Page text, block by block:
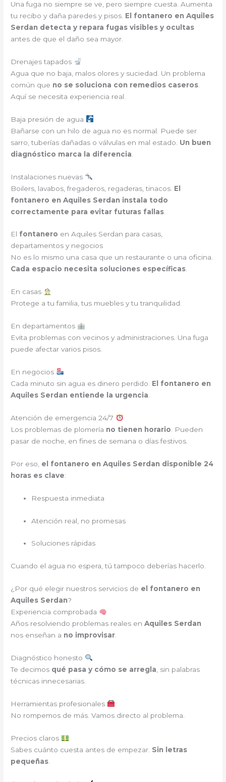
Una fuga no siempre se ve, pero siempre cuesta. Aumenta
tu recibo y daña paredes y pisos. El fontanero en Aquiles
Serdan detecta y repara fugas visibles y ocultas
antes de que el daño sea mayor.
Drenajes tapados
Agua que no baja, malos olores y suciedad. Un problema
común que no se soluciona con remedios caseros
Aquí se necesita experiencia real.
Baja presión de agua
Bañarse con un hilo de agua no es normal. Puede ser
sarro, tuberías dañadas o válvulas en mal estado. Un buen
diagnóstico marca la diferencia
Instalaciones nuevas
Boilers, lavabos, fregaderos, regaderas, tinacos. El
fontanero en Aquiles Serdan instala todo
correctamente para evitar futuras fallas
El fontanero en Aquiles Serdan para casas,
departamentos y negocios
No es lo mismo una casa que un restaurante o una oficina.
Cada espacio necesita soluciones específicas.
En casas
Protege a tu familia, tus muebles y tu tranquilidad.
En departamentos
Evita problemas con vecinos y administraciones. Una fuga
puede afectar varios pisos.
En negocios
Cada minuto sin agua es dinero perdido. El fontanero en
Aquiles Serdan entiende la urgencia
Atención de emergencia 24/7
Los problemas de plomería no tienen horario . Pueden
pasar de noche, en fines de semana o días festivos.
Por eso, el fontanero en Aquiles Serdan disponible 24
horas es clave:
Respuesta inmediata
Atención real, no promesas
Soluciones rápidas
Cuando el agua no espera, tú tampoco deberías hacerlo.
¿Por qué elegir nuestros servicios de el fontanero en
Aquiles Serdan?
Experiencia comprobada
Años resolviendo problemas reales enAquiles Serdan
nos enseñan a no improvisar
Diagnóstico honesto
Te decimos qué pasa y cómo se arregla , sin palabras
técnicas innecesarias.
Herramientas profesionales
No rompemos de más. Vamos directo al problema.
Precios claros
Sabes cuánto cuesta antes de empezar. Sin letras
pequeñas